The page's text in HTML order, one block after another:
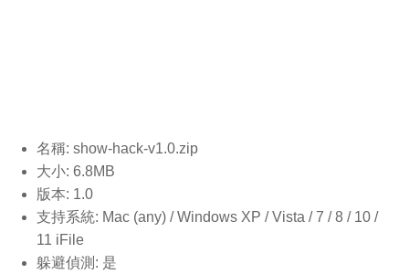
名稱: show-hack-v1.0.zip
大小: 6.8MB
版本: 1.0
支持系統: Mac (any) / Windows XP / Vista / 7 / 8 / 10 /
11 iFile
躲避偵測: 是